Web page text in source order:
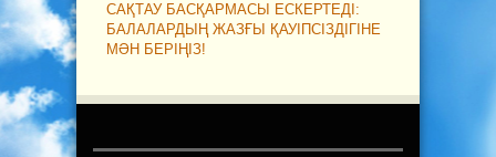
САҚТАУ БАСҚАРМАСЫ ЕСКЕРТЕДІ:
БАЛАЛАРДЫҢ ЖАЗҒЫ ҚАУІПСІЗДІГІНЕ
МӘН БЕРІҢІЗ!